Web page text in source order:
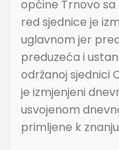
općine Trnovo
red sjednice je
uglavnom jer
preduzeća i
održanoj sjednici
je izmjenjeni
usvojenom
primljene k